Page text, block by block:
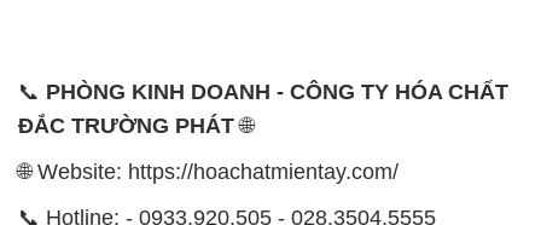
- 028.3756.1835 - 028.3756.1840 - 028.3756.1841-